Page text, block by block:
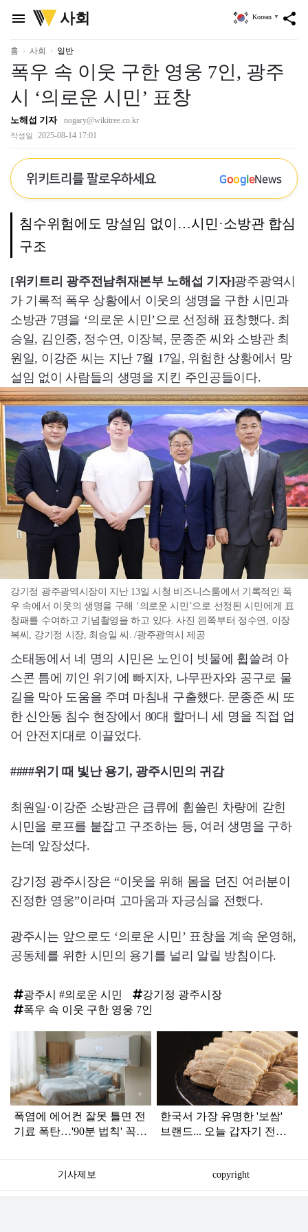
menu
위
키
리
사회 share
Korean ▼
홈 사회 일반
폭우 속 이웃 구한 영웅 7인, 광주
시 ‘의로운 시민’ 표창
노해섭 기자 nogary@wikitree.co.kr
작성일 2025-08-14 17:01
위키트리를 팔로우하세요 GoogleNews
침수위험에도 망설임 없이…시민·소방관 합심
구조
[위키트리 광주전남취재본부 노해섭 기자]광주광역시
가 기록적 폭우 상황에서 이웃의 생명을 구한 시민과
소방관 7명을 ‘의로운 시민’으로 선정해 표창했다. 최
승일, 김인중, 정수연, 이장복, 문종준 씨와 소방관 최
원일, 이강준 씨는 지난 7월 17일, 위험한 상황에서 망
설임 없이 사람들의 생명을 지킨 주인공들이다.
강기정 광주광역시장이 지난 13일 시청 비즈니스룸에서 기록적인 폭
우 속에서 이웃의 생명을 구해 ‘의로운 시민’으로 선정된 시민에게 표
창패를 수여하고 기념촬영을 하고 있다. 사진 왼쪽부터 정수연, 이장
복씨, 강기정 시장, 최승일 씨. /광주광역시 제공
소태동에서 네 명의 시민은 노인이 빗물에 휩쓸려 아
스콘 틈에 끼인 위기에 빠지자, 나무판자와 공구로 물
길을 막아 도움을 주며 마침내 구출했다. 문종준 씨 또
한 신안동 침수 현장에서 80대 할머니 세 명을 직접 업
어 안전지대로 이끌었다.
####위기 때 빛난 용기, 광주시민의 귀감
최원일·이강준 소방관은 급류에 휩쓸린 차량에 갇힌
시민을 로프를 붙잡고 구조하는 등, 여러 생명을 구하
는데 앞장섰다.
강기정 광주시장은 “이웃을 위해 몸을 던진 여러분이
진정한 영웅”이라며 고마움과 자긍심을 전했다.
광주시는 앞으로도 ‘의로운 시민’ 표창을 계속 운영해,
공동체를 위한 시민의 용기를 널리 알릴 방침이다.
광주시 #의로운 시민
강기정 광주시장
폭우 속 이웃 구한 영웅 7인
라
인
폭염에 에어컨 잘못 틀면 전
기료 폭탄…'90분 법칙' 꼭
한국서 가장 유명한 '보쌈'
브랜드... 오늘 갑자기 전해
기사제보 copyright